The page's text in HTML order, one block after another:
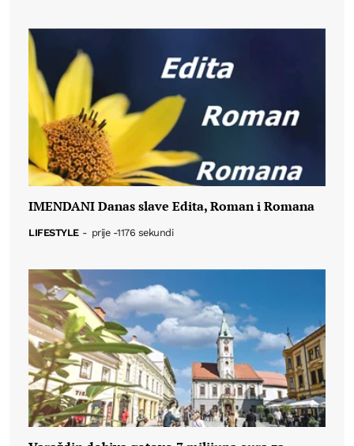
IMENDANI Danas slave Edita, Roman i Romana
LIFESTYLE - prije -1176 sekundi